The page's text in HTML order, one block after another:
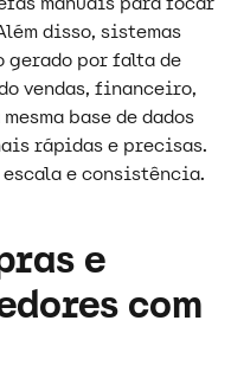
disso, sistemas
por falta de
vendas, financeiro,
base de dados
rápidas e precisas.
e consistência.
e
com